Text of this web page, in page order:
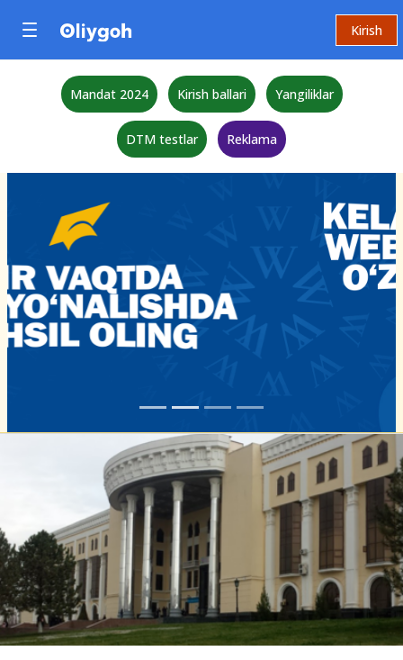
Kirish
Mandat 2024 Kirish ballari Yangiliklar
DTM testlar Reklama